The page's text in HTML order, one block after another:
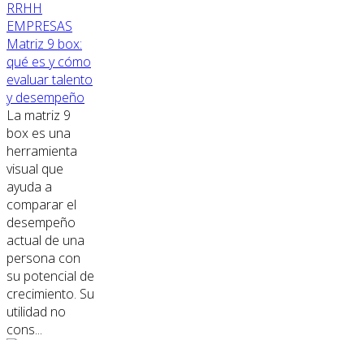
RRHH
EMPRESAS
Matriz 9 box:
qué es y cómo
evaluar talento
y desempeño
La matriz 9
box es una
herramienta
visual que
ayuda a
comparar el
desempeño
actual de una
persona con
su potencial de
crecimiento. Su
utilidad no
cons...